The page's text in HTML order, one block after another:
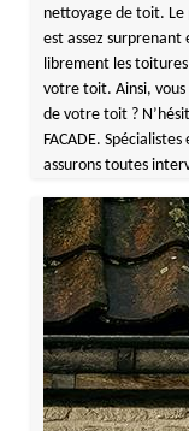
nettoyage de toit. Le
est assez surprenant
librement les
votre toit. Ainsi,
de votre toit ?
FACADE.
assurons toutes